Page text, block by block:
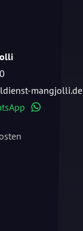
mangjolli.de